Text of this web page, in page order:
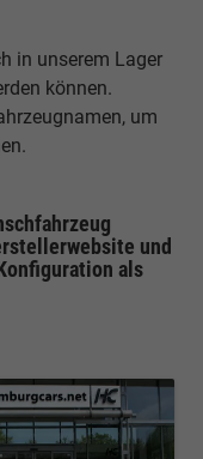
in unserem Lager
können.
um
und
als